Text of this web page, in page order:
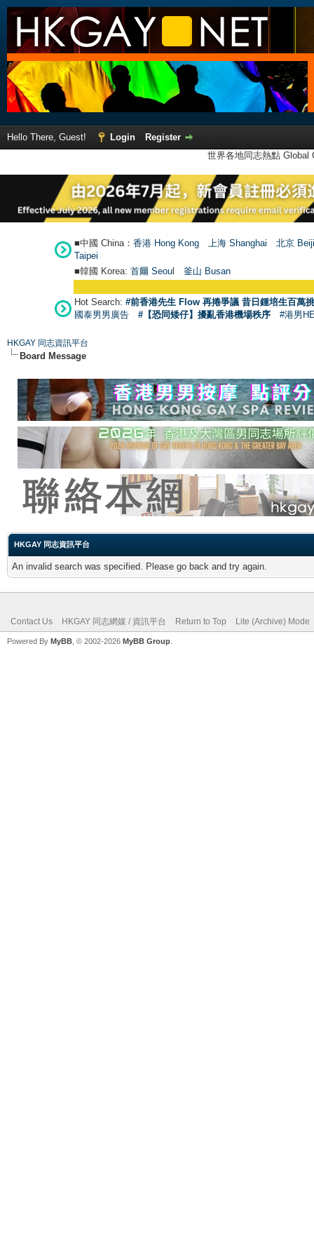
Hello There, Guest! Login
Register
世界各地同志熱點
■中國 China： 香港 Hong Kong 上海 Shanghai
北京
Taipei
■韓國 Korea: 首爾 Seoul 釜山 Busan
Hot Search: #前香港先生 Flow 再捲爭議 昔日鍾培生百萬
國泰男男廣告
#【恐同矮仔】擾亂香港機場秩序 #港男
HKGAY 同志資訊平台
Board Message
HKGAY 同志資訊平台
An invalid search was specified. Please go back and try again.
Contact Us HKGAY 同志網媒 / 資訊平台 Return to Top Lite (Archive) Mode
Powered By MyBB , © 2002-2026 MyBB Group